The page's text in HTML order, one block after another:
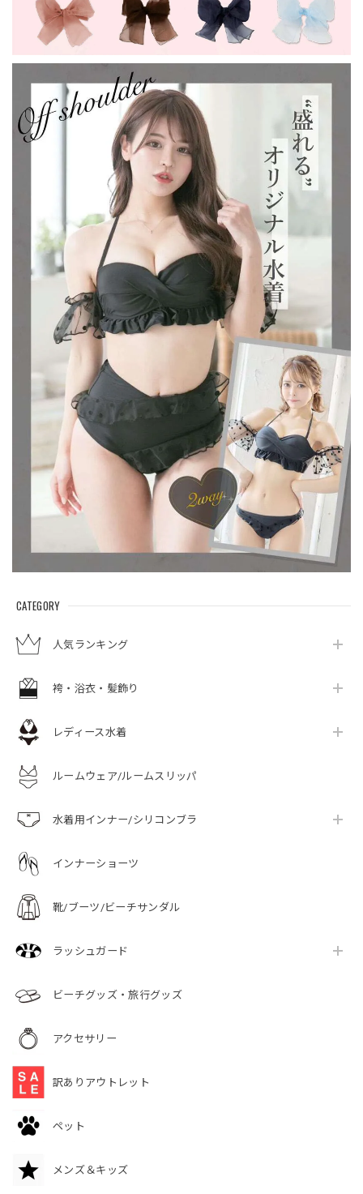
CATEGORY
人気ランキング
袴・浴衣・髪飾り
レディース水着
ルームウェア/ルームスリッパ
水着用インナー/シリコンブラ
インナーショーツ
靴/ブーツ/ビーチサンダル
ラッシュガード
ビーチグッズ・旅行グッズ
アクセサリー
訳ありアウトレット
ペット
メンズ＆キッズ